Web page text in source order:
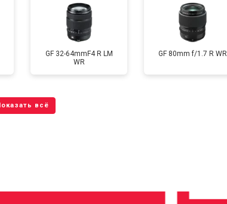
GF 32-64mmF4 R LM
WR
GF 80mm f/1.7 R WR